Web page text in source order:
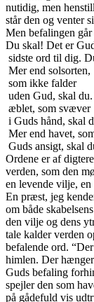
nutidig, men
står den og venter
Men befalingen
Du skal! Det er
sidste ord til dig.
Mer end solsorten,
som ikke falder
uden Gud, skal
æblet, som svæver
i Guds hånd, skal
Mer end havet,
Guds ansigt, skal
Ordene er af
verden, som den
en levende vilje,
En præst, jeg
om både
den vilje og dens
tale kalder verden
befalende ord.
himlen. Der
Guds befaling
spejler den som
på gådefuld vis